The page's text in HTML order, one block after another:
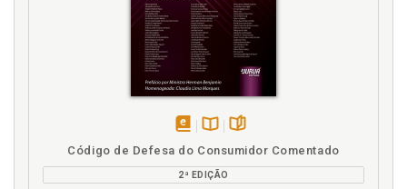
eBookB.V.
Código de Defesa do Consumidor Comentado
2ª EDIÇÃO